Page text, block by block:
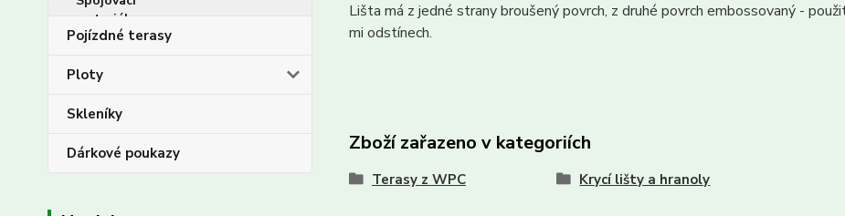
Pojízdné terasy
Ploty
Skleníky
Dárkové poukazy
Lišta má z jedné strany broušený povrch, z druhé povrch embossovaný -
mi odstínech.
Zboží zařazeno v kategoriích
Terasy z WPC Krycí lišty a hranoly